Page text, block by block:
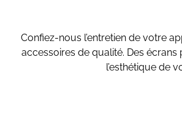
Confiez-nous l’entretien de votre
accessoires de qualité. Des écrans
l’esthétique de